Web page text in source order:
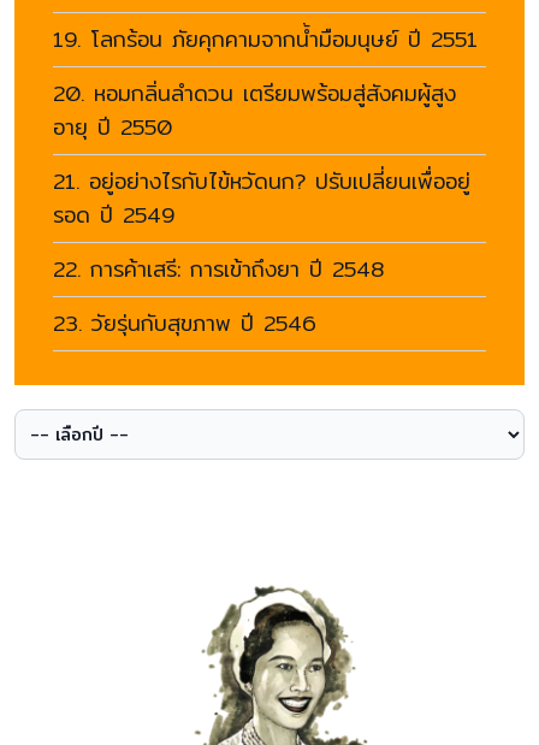
19. โลกร้อน ภัยคุกคามจากน้ำมือมนุษย์ ปี 2551
20. หอมกลิ่นลำดวน เตรียมพร้อมสู่สังคมผู้สูง
อายุ ปี 2550
21. อยู่อย่างไรกับไข้หวัดนก? ปรับเปลี่ยนเพื่ออยู่
รอด ปี 2549
22. การค้าเสรี: การเข้าถึงยา ปี 2548
23. วัยรุ่นกับสุขภาพ ปี 2546